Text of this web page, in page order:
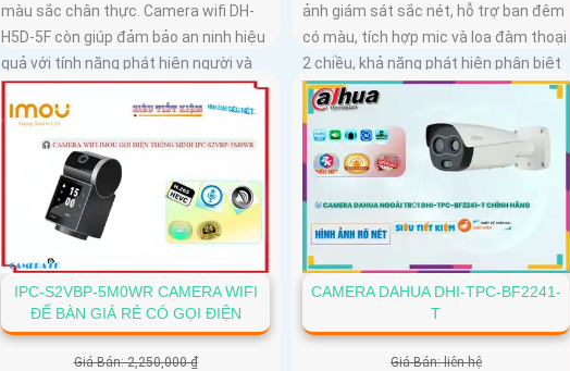
màu sắc chân thực. Camera wifi DH-
H5D-5F còn giúp đảm bảo an ninh hiệu
quả với tính năng phát hiện người và
thú cưng với độ chính xác cao
ảnh giám sát sắc nét, hỗ trợ ban đêm
có màu, tích hợp mic và loa đàm thoại
2 chiều, khả năng phát hiện phân biệt
người vật độ chính xác cao
IPC-S2VBP-5M0WR CAMERA WIFI
ĐỂ BÀN GIÁ RẺ CÓ GỌI ĐIỆN
Giá Bán: 2,250,000 ₫
CAMERA DAHUA DHI-TPC-BF2241-
T
Giá Bán: liên hệ